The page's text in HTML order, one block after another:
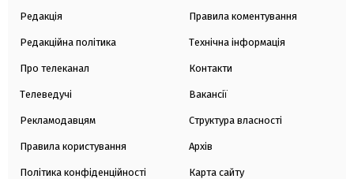
Редакція
Редакційна політика
Про телеканал
Телеведучі
Рекламодавцям
Правила користування
Політика конфіденційності
Правила коментування
Технічна інформація
Контакти
Вакансії
Структура власності
Архів
Карта сайту